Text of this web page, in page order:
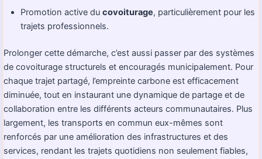
Promotion active ducovoiturage, particulièrement pour les
trajets professionnels.
Prolonger cette démarche, c’est aussi passer par des systèmes
de covoiturage structurels et encouragés municipalement. Pour
chaque trajet partagé, l’empreinte carbone est efficacement
diminuée, tout en instaurant une dynamique de partage et de
collaboration entre les différents acteurs communautaires. Plus
largement, les transports en commun eux-mêmes sont
renforcés par une amélioration des infrastructures et des
services, rendant les trajets quotidiens non seulement fiables,